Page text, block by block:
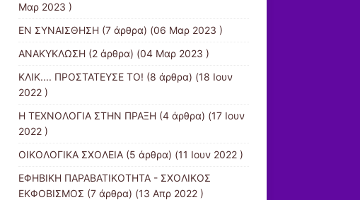
Μαρ 2023 )
ΕΝ ΣΥΝΑΙΣΘΗΣΗ(7 άρθρα) (06 Μαρ 2023 )
ΑΝΑΚΥΚΛΩΣΗ(2 άρθρα) (04 Μαρ 2023 )
ΚΛΙΚ.... ΠΡΟΣΤΑΤΕΥΣΕ ΤΟ! (8 άρθρα) (18 Ιουν
2022 )
Η ΤΕΧΝΟΛΟΓΙΑ ΣΤΗΝ ΠΡΑΞΗ(4 άρθρα) (17 Ιουν
2022 )
ΟΙΚΟΛΟΓΙΚΑ ΣΧΟΛΕΙΑ(5 άρθρα) (11 Ιουν 2022 )
ΕΦΗΒΙΚΗ ΠΑΡΑΒΑΤΙΚΟΤΗΤΑ - ΣΧΟΛΙΚΟΣ
ΕΚΦΟΒΙΣΜΟΣ (7 άρθρα) (13 Απρ 2022 )